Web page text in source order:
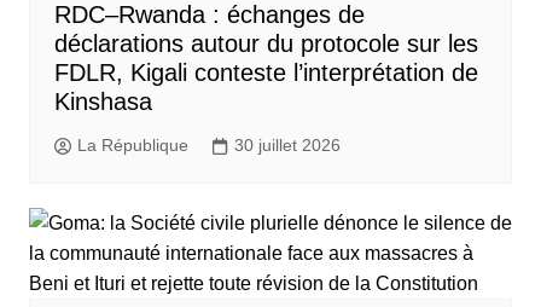
RDC–Rwanda : échanges de
déclarations autour du protocole sur les
FDLR, Kigali conteste l’interprétation de
Kinshasa
La République 30 juillet 2026